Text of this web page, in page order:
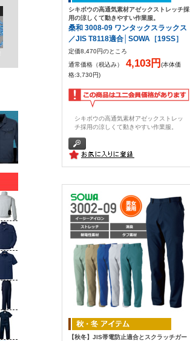
シキボウの高通気素材アゼックストレッチ採
用の涼しくて動きやすい作業服。
桑和 3008-09 ワンタックスラックス
／JIS T8118適合│SOWA［19SS］
定価8,470円のところ
通常価格（税込み）
4,103円(本体価
格:3,730円)
シキボウの高通気素材アゼックストレッ
チ採用の涼しくて動きやすい作業服。
【秋冬】JIS帯電防止適合とスクラッチガー